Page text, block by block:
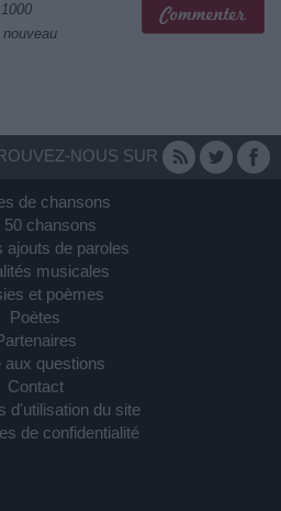
1000
NOUS SUR
de chansons
50 chansons
ajouts de paroles
musicales
et poèmes
Poètes
aux questions
Contact
d'utilisation du site
de confidentialité